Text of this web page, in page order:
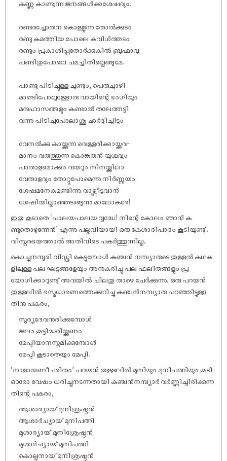
കണ്ണു കാണൂന്ന ജനങ്ങൾക്കശേ‌ഷവും.
രണ്ടരച്ചോതന കൊള്ളുന്ന തോൽക്കുടം
രണ്ടു കമത്തിയ പോലെ കവിൾത്തടം
രണ്ടും പ്രകാശിപ്പതോർക്കുകിൽ ബ്രഹ്മാവു
പണ്ടിതുപോലെ ചമച്ചിതില്ലെങ്ങുമേ.
പാണ്ടു പിടിച്ചുള്ള ചുണ്ടും, പെരുച്ചാഴി
മാണ്ടിപോലുള്ളോരു വായിന്റെ ഭംഗിയും
മന്ദഹാസങ്ങളും കണ്ടാൽ തലേത്തട്ടി
വന്നു പിടിച്ചപോലാശു ഛർദ്ദിച്ചിടും
വേനൽക്കു കായ്ക്കുന്ന വെള്ളരിക്കായ്ക്കവ-
മാനം വരുത്തുന്ന കൊങ്കതൻ യുഗ്മവും
പാതാളമൊക്കും വയറും നിനയ്ക്കിലാ
വേതാളവും തോറ്റുപോമെന്നു നിർണ്ണയം
ശേ‌ഷമനേകമുണ്ടിന്നു വാഴ്ത്തീടുവാൻ
ശേ‌ഷിയില്ലാഞ്ഞടങ്ങുന്നു മാലോകരേ!
ഇതു കൂടാതെ ‘പാലയപാലയ വൃദ്ധേ! നിന്റെ കോലം ഞാൻ ക
ണ്ടുതൊഴുന്നേൻ’ എന്നു പല്ലവിയായി ഒരു കേശാദിപാദം കൂടിയുണ്ടു്.
വിസ്തരഭയത്താൽ അതിവിടെ പകർത്തുന്നില്ല.
കൊച്ചുനമ്പൂരി വിഡ്ഢി കെട്ടുമ്പോൾ കുഞ്ചൻ നമ്പ്യാരുടെ തുള്ളൽ കഥക
ളിലുള്ള പല ഘട്ടങ്ങളേയും അനുകരിച്ചു പല ഫലിതങ്ങളും പ്ര
യോഗിക്കാറുണ്ടു് അവയിൽ ചിലതു താഴെ ചേർക്കുന്നു. ഒരു പറയൻ
തുള്ളലിൽ ഭസ്മധാരണത്തെക്കുറിച്ചു കുഞ്ചൻനമ്പ്യാരു പറഞ്ഞിട്ടുള്ള
തിനു പകരം,
സൂര്യദേവനുദിക്കുമ്പോൾ
ജലം കൂട്ടിദ്ധരിയ്ക്കണം
മേപ്ടിയാനസ്തമിക്കുമ്പോൾ
മേപ്ടി കൂടാതെയും മേപ്ടി.
‘നാളായണീചരിതം’ പറയൻ തുള്ളലിൽ മുനിയും മുനിപത്നിയും കൂടി
ഓരോ വേ‌ഷം ധരിച്ചുനടന്നതായി കുഞ്ചൻനമ്പ്യാർ വർണ്ണിച്ചിരിക്കുന്ന
തിന്റെ പകരം,
ആശാര്യായ് മുനിശ്രഷ്ഠൻ
ആശാർച്യായ് മുനിപത്നി
മൂശാര്യായ് മുനിശ്രേഷ്ഠൻ
മൂശാർച്യായ് മുനിപത്നി
കൊല്ലനായ് മുനിശ്രഷ്ഠൻ